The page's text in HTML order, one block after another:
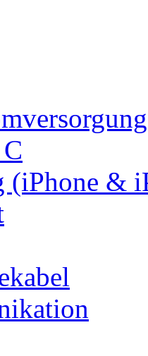
(iPhone &